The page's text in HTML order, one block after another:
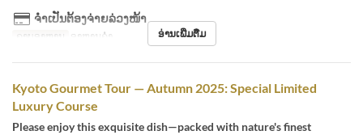
ຈຳເປັນຕ້ອງຈ່າຍລ່ວງໜ້າ
ຄາບອາຫານ ອາຫານຄ່ຳ ອ່ານເພີ່ມຕື່ມ
Kyoto Gourmet Tour — Autumn 2025: Special Limited
Luxury Course
Please enjoy this exquisite dish—packed with nature's finest